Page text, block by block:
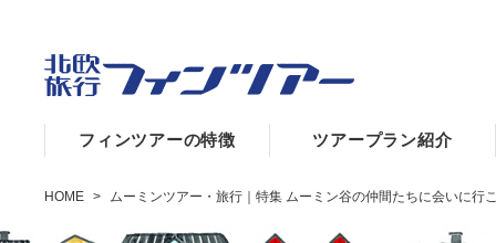
フィンツアーの特徴 ツアープラン紹介
HOME > ムーミンツアー・旅行｜特集 ムーミン谷の仲間たちに会いに行